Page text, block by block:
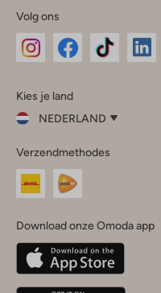
Volg ons
InstagramFacebook
Kies je land
NEDERLAND
je
land
Nederland
Belgique(Français)
Deutschland
Verzendmethodes
Download onze Omoda app